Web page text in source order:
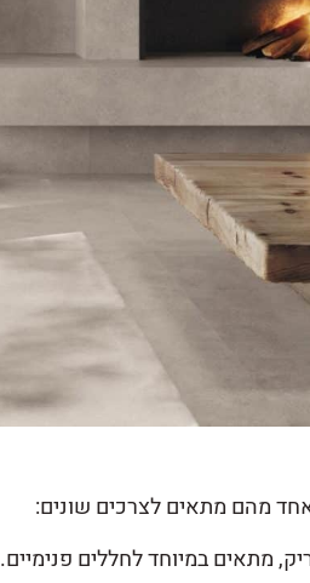
מהם מתאים לצרכים שונים:
מתאים במיוחד לחללים פנימיים.